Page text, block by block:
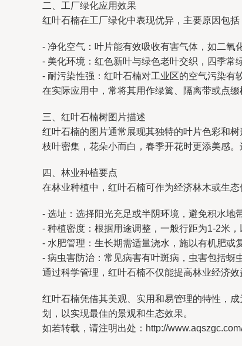
二、工厂绿化应用效果
红叶石楠在工厂绿化中表现优异，主要原因包括
- 净化空气：叶片能有效吸收有害气体，如二氧
- 美化环境：红色新叶与绿色老叶交织，四季常
- 耐污染性强：红叶石楠对工业区的空气污染有
在实际应用中，常将其用作绿篱、隔离带或点
三、红叶石楠树图片描述
红叶石楠的图片通常展现其独特的叶片色彩和
枝叶密集，花朵小而白，春季开花时更添美感
四、林业种植要点
在林业种植中，红叶石楠可作为经济林木或生
- 选址：选择阳光充足或半阴环境，避免积水地带
- 种植密度：根据用途调整，一般行距为1-2米，
- 水肥管理：生长期需适量浇水，施以有机肥或
- 病虫害防治：常见病害有叶斑病，虫害包括蚜
通过科学管理，红叶石楠不仅能提高林业经济
红叶石楠凭借其美观、实用和易管理的特性，
划，以实现最佳的景观和生态效果。
如若转载，请注明出处：http://